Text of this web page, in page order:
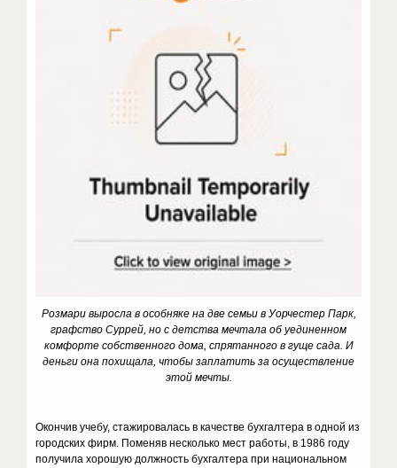
Розмари выросла в особняке на две семьи в Уорчестер Парк,
графство Суррей, но с детства мечтала об уединенном
комфорте собственного дома, спрятанного в гуще сада. И
деньги она похищала, чтобы заплатить за осуществление
этой мечты.
Окончив учебу, стажировалась в ка­честве бухгалтера в одной из
городских фирм. Поменяв несколько мест работы, в 1986 году
получила хорошую должность бухгалтера при национальном